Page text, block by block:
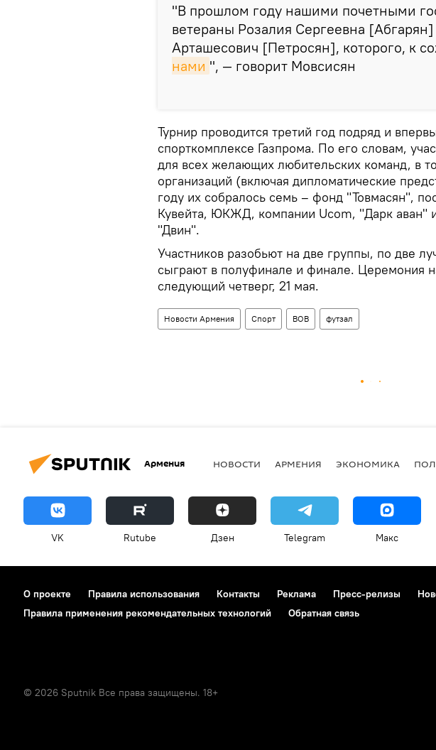
"В прошлом году нашими почетными
ветераны Розалия Сергеевна
Арташесович [Петросян], которого, к
нами ", — говорит Мовсисян
Турнир проводится третий год подряд и
спорткомплексе Газпрома. По его словам,
для всех желающих любительских команд, в
организаций (включая дипломатические
году их собралось семь – фонд "Товмасян",
Кувейта, ЮКЖД, компании Ucom, "Дарк аван"
"Двин".
Участников разобьют на две группы, по две
сыграют в полуфинале и финале. Церемония
следующий четверг, 21 мая.
Новости Армения Спорт ВОВ футзал
Армения НОВОСТИ АРМЕНИЯ ЭКОНОМИКА
VK Rutube Дзен Telegram Макс
О проекте Правила использования Контакты Реклама Пресс-релизы
Правила применения рекомендательных технологий
Обратная связь
© 2026 Sputnik Все права защищены. 18+